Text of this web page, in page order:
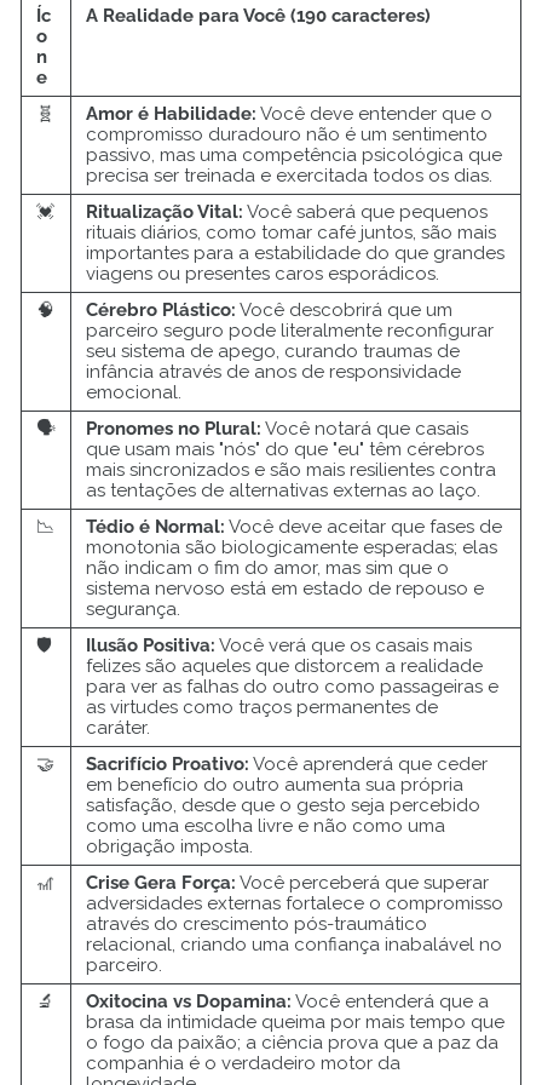
Íc
o
n
e
A Realidade para Você (190 caracteres)
🧬 Amor é Habilidade: Você deve entender que o
compromisso duradouro não é um sentimento
passivo, mas uma competência psicológica que
precisa ser treinada e exercitada todos os dias.
💓
Ritualização Vital: Você saberá que pequenos
rituais diários, como tomar café juntos, são mais
importantes para a estabilidade do que grandes
viagens ou presentes caros esporádicos.
🧠
Cérebro Plástico: Você descobrirá que um
parceiro seguro pode literalmente reconfigurar
seu sistema de apego, curando traumas de
infância através de anos de responsividade
emocional.
🗣️
Pronomes no Plural: Você notará que casais
que usam mais "nós" do que "eu" têm cérebros
mais sincronizados e são mais resilientes contra
as tentações de alternativas externas ao laço.
📉
Tédio é Normal: Você deve aceitar que fases de
monotonia são biologicamente esperadas; elas
não indicam o fim do amor, mas sim que o
sistema nervoso está em estado de repouso e
segurança.
🛡️
Ilusão Positiva: Você verá que os casais mais
felizes são aqueles que distorcem a realidade
para ver as falhas do outro como passageiras e
as virtudes como traços permanentes de
caráter.
🤝
Sacrifício Proativo: Você aprenderá que ceder
em benefício do outro aumenta sua própria
satisfação, desde que o gesto seja percebido
como uma escolha livre e não como uma
obrigação imposta.
🎢
Crise Gera Força: Você perceberá que superar
adversidades externas fortalece o compromisso
através do crescimento pós-traumático
relacional, criando uma confiança inabalável no
parceiro.
🔬
Oxitocina vs Dopamina: Você entenderá que a
brasa da intimidade queima por mais tempo que
o fogo da paixão; a ciência prova que a paz da
companhia é o verdadeiro motor da